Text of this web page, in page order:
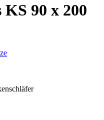
90 x 200